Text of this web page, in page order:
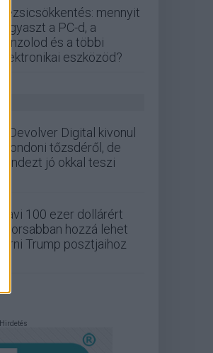
Rezsicsökkentés: mennyit
fogyaszt a PC-d, a
konzolod és a többi
elektronikai eszközöd?
A Devolver Digital kivonul
a londoni tőzsdéről, de
mindezt jó okkal teszi
Havi 100 ezer dollárért
gyorsabban hozzá lehet
férni Trump posztjaihoz
Hirdetés